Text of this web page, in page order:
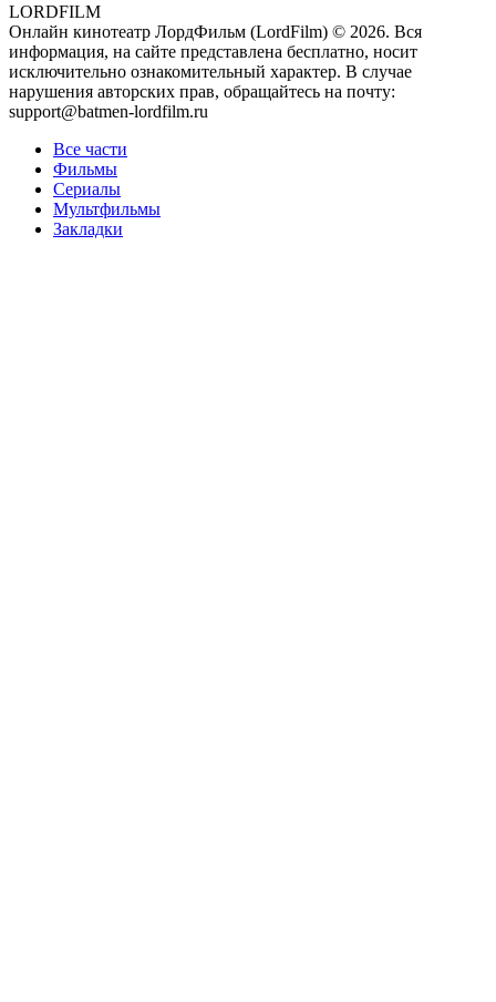
LORDFILM
Онлайн кинотеатр ЛордФильм (LordFilm) © 2026. Вся
информация, на сайте представлена бесплатно, носит
исключительно ознакомительный характер. В случае
нарушения авторских прав, обращайтесь на почту:
support@batmen-lordfilm.ru
Все части
Фильмы
Сериалы
Мультфильмы
Закладки